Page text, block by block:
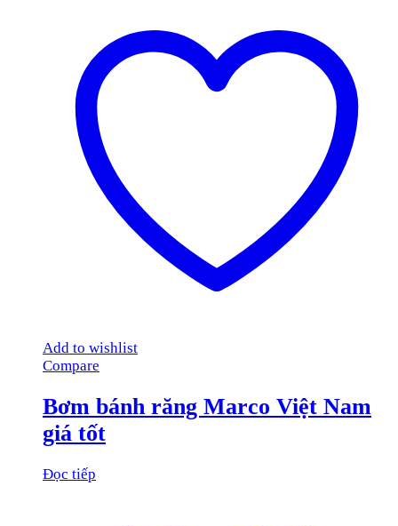
Add to wishlist
Compare
Bơm bánh răng Marco Việt Nam
giá tốt
Đọc tiếp